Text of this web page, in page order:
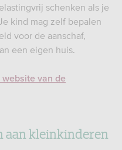
schenken als je
kind mag zelf bepalen
voor de aanschaf,
een eigen huis.
van de
kleinkinderen